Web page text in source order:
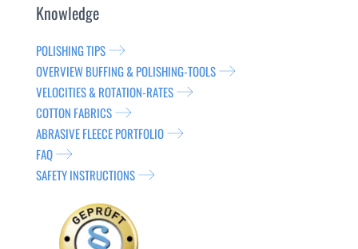
Knowledge
POLISHING TIPS
OVERVIEW BUFFING & POLISHING-TOOLS
VELOCITIES & ROTATION-RATES
COTTON FABRICS
ABRASIVE FLEECE PORTFOLIO
FAQ
SAFETY INSTRUCTIONS